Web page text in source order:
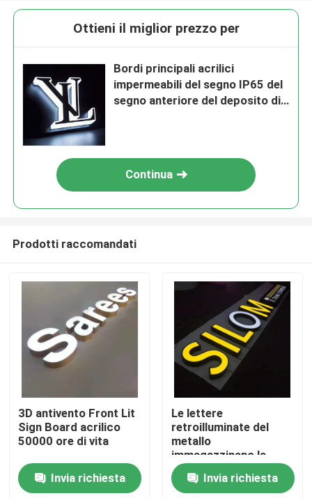
Casa
Prodotti
Circa noi
Ottieni il miglior prezzo per
Bordi principali acrilici
impermeabili del segno IP65 del
segno anteriore del deposito di
Continua
Prodotti raccomandati
3D antivento Front Lit
Sign Board acrilico
50000 ore di vita
Invia richiesta
Le lettere
retroilluminate del
metallo
immagazzinano la
decorazione anteriore
del negozio di
Invia richiesta